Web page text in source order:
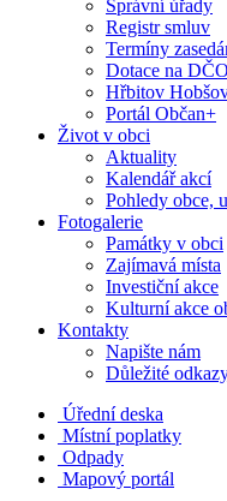
Správní úřady
Registr smluv
Termíny
Dotace na
Hřbitov
Portál Občan+
Život v obci
Aktuality
Kalendář akcí
Pohledy obce,
Fotogalerie
Památky v obci
Zajímavá místa
Investiční akce
Kulturní akce
Kontakty
Napište nám
Důležité
Úřední deska
Místní poplatky
Odpady
Mapový portál